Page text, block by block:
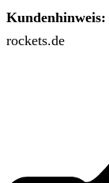
Kundenhinweis:
rockets.de